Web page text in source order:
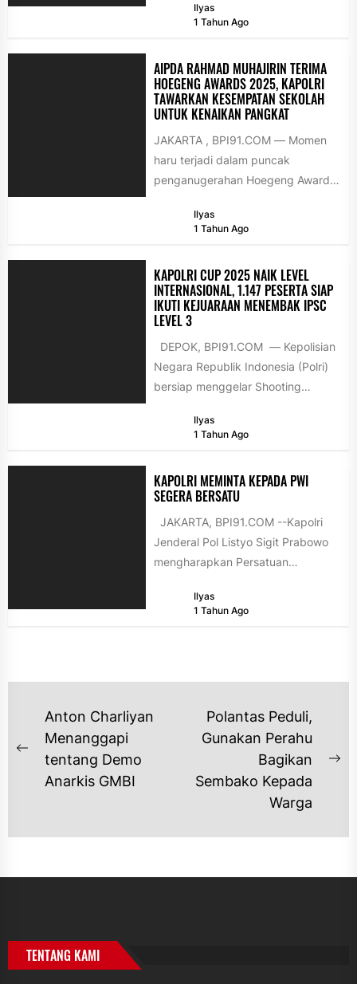
(Capaja) di Mabes...
Ilyas
1 Tahun Ago
AIPDA RAHMAD MUHAJIRIN TERIMA
HOEGENG AWARDS 2025, KAPOLRI
TAWARKAN KESEMPATAN SEKOLAH
UNTUK KENAIKAN PANGKAT
JAKARTA , BPI91.COM — Momen
haru terjadi dalam puncak
penganugerahan Hoegeng Awards
Muhajirin, Bhabinkamtibmas
Ilyas
1 Tahun Ago
KAPOLRI CUP 2025 NAIK LEVEL
INTERNASIONAL, 1.147 PESERTA SIAP
IKUTI KEJUARAAN MENEMBAK IPSC
LEVEL 3
DEPOK, BPI91.COM — Kepolisian
Negara Republik Indonesia (Polri)
bersiap menggelar Shooting
dengan standar International
Ilyas
1 Tahun Ago
KAPOLRI MEMINTA KEPADA PWI
SEGERA BERSATU
JAKARTA, BPI91.COM --Kapolri
Jenderal Pol Listyo Sigit Prabowo
mengharapkan Persatuan
bersatu kembali. Oleh karena itu...
Ilyas
1 Tahun Ago
NAVIGASI
POS
Previous
post:
Anton Charliyan
Menanggapi
tentang Demo
Anarkis GMBI
Polantas Peduli,
Gunakan Perahu
Bagikan
Sembako Kepada
Warga
TENTANG KAMI